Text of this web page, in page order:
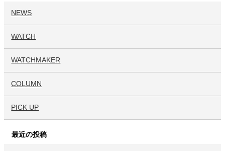
NEWS
WATCH
WATCHMAKER
COLUMN
PICK UP
最近の投稿